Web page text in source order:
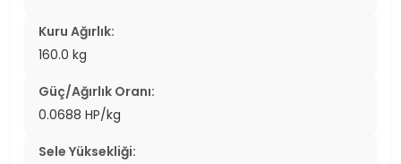
Kuru Ağırlık:
160.0 kg
Güç/Ağırlık Oranı:
0.0688 HP/kg
Sele Yüksekliği: